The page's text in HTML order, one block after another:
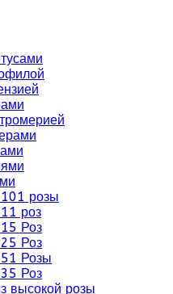
101 розы
роз
15 Роз
25 Роз
51 Розы
35 Роз
высокой розы